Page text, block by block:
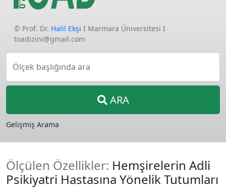
© Prof. Dr. Halil Ekşi I Marmara Üniversitesi I
toadizini@gmail.com
Ölçek başlığında ara
ARA
Gelişmiş Arama
Ölçülen Özellikler: Hemşirelerin Adli
Psikiyatri Hastasına Yönelik Tutumları